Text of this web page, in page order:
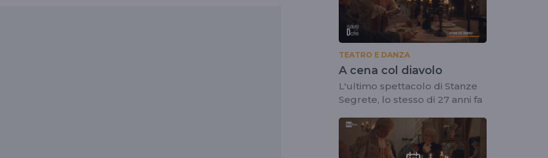
TEATRO E DANZA
A cena col diavolo
L'ultimo spettacolo di Stanze
Segrete, lo stesso di 27 anni fa